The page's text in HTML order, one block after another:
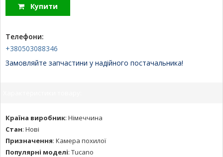
Купити
Телефони:
+380503088346
Замовляйте запчастини у надійного постачальника!
Країна виробник: Німеччина
Стан: Нові
Призначення: Камера похилої
Популярні моделі: Tucano